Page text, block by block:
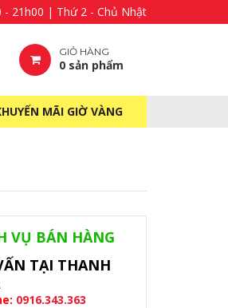
- 21h00 | Thứ 2 - Chủ Nhật
GIỎ HÀNG
0 sản phẩm
MÃI GIỜ VÀNG
VỤ BÁN HÀNG
TẠI THANH
0916.343.363